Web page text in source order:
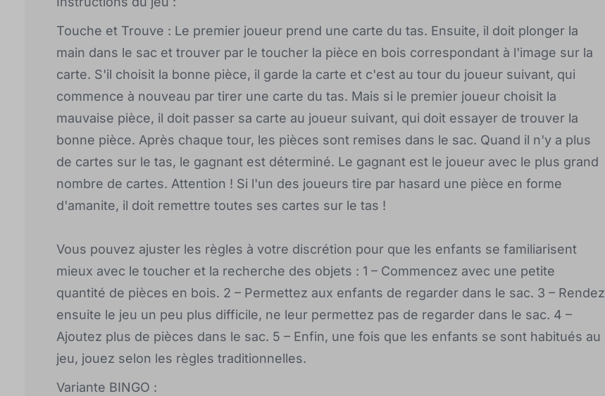
Touche et Trouve : Le premier joueur prend une carte du tas. Ensuite, il doit plonger la
main dans le sac et trouver par le toucher la pièce en bois correspondant à l'image sur la
carte. S'il choisit la bonne pièce, il garde la carte et c'est au tour du joueur suivant, qui
commence à nouveau par tirer une carte du tas. Mais si le premier joueur choisit la
mauvaise pièce, il doit passer sa carte au joueur suivant, qui doit essayer de trouver la
bonne pièce. Après chaque tour, les pièces sont remises dans le sac. Quand il n'y a plus
de cartes sur le tas, le gagnant est déterminé. Le gagnant est le joueur avec le plus grand
nombre de cartes. Attention ! Si l'un des joueurs tire par hasard une pièce en forme
d'amanite, il doit remettre toutes ses cartes sur le tas !
Vous pouvez ajuster les règles à votre discrétion pour que les enfants se familiarisent
mieux avec le toucher et la recherche des objets : 1 – Commencez avec une petite
quantité de pièces en bois. 2 – Permettez aux enfants de regarder dans le sac. 3 – Rendez
ensuite le jeu un peu plus difficile, ne leur permettez pas de regarder dans le sac. 4 –
Ajoutez plus de pièces dans le sac. 5 – Enfin, une fois que les enfants se sont habitués au
jeu, jouez selon les règles traditionnelles.
Variante BINGO :